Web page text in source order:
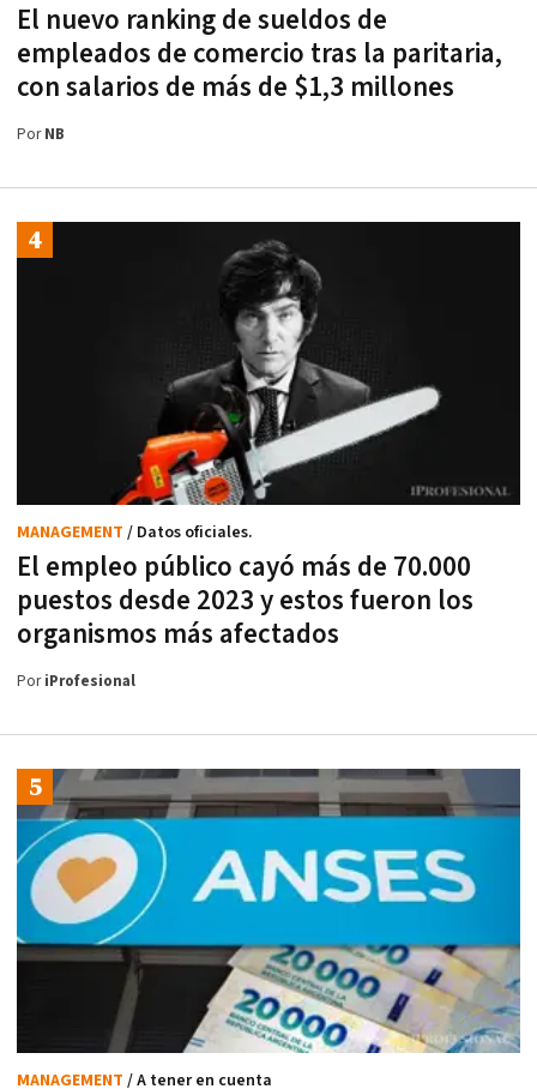
El nuevo ranking de sueldos de
empleados de comercio tras la paritaria,
con salarios de más de $1,3 millones
PorNB
El empleo público cayó más de 70.000
puestos desde 2023 y estos fueron los
organismos más afectados
MANAGEMENT / Datos oficiales.
PoriProfesional
MANAGEMENT / A tener en cuenta